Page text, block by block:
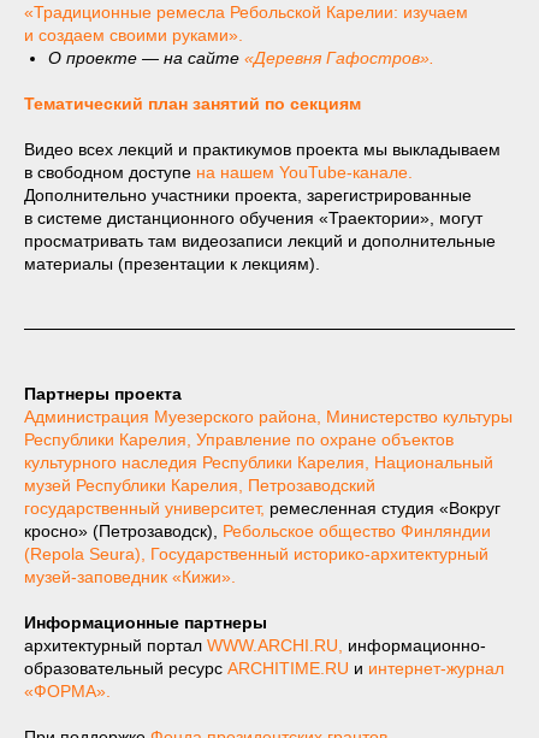
«Традиционные ремесла Ребольской Карелии: изучаем
и создаем своими руками».
О проекте — на сайте «Деревня Гафостров».
Тематический план занятий по секциям
Видео всех лекций и практикумов проекта мы выкладываем
в свободном доступе на нашем YouTube-канале.
Дополнительно участники проекта, зарегистрированные
в системе дистанционного обучения «Траектории», могут
просматривать там видеозаписи лекций и дополнительные
материалы (презентации к лекциям).
Партнеры проекта
Администрация Муезерского района
Министерство культуры
Республики Карелия Управление по охране объектов
культурного наследия Республики Карелия
Национальный
музей Республики Карелия
Петрозаводский
государственный университет, ремесленная студия «Вокруг
кросно» (Петрозаводск), Ребольское общество Финляндии
(Repola Seura)
Государственный историко-архитектурный
музей-заповедник «Кижи».
Информационные партнеры
архитектурный портал WWW.ARCHI.RU,
информационно-
образовательный ресурс ARCHITIME.RU и интернет-журнал
«ФОРМА».